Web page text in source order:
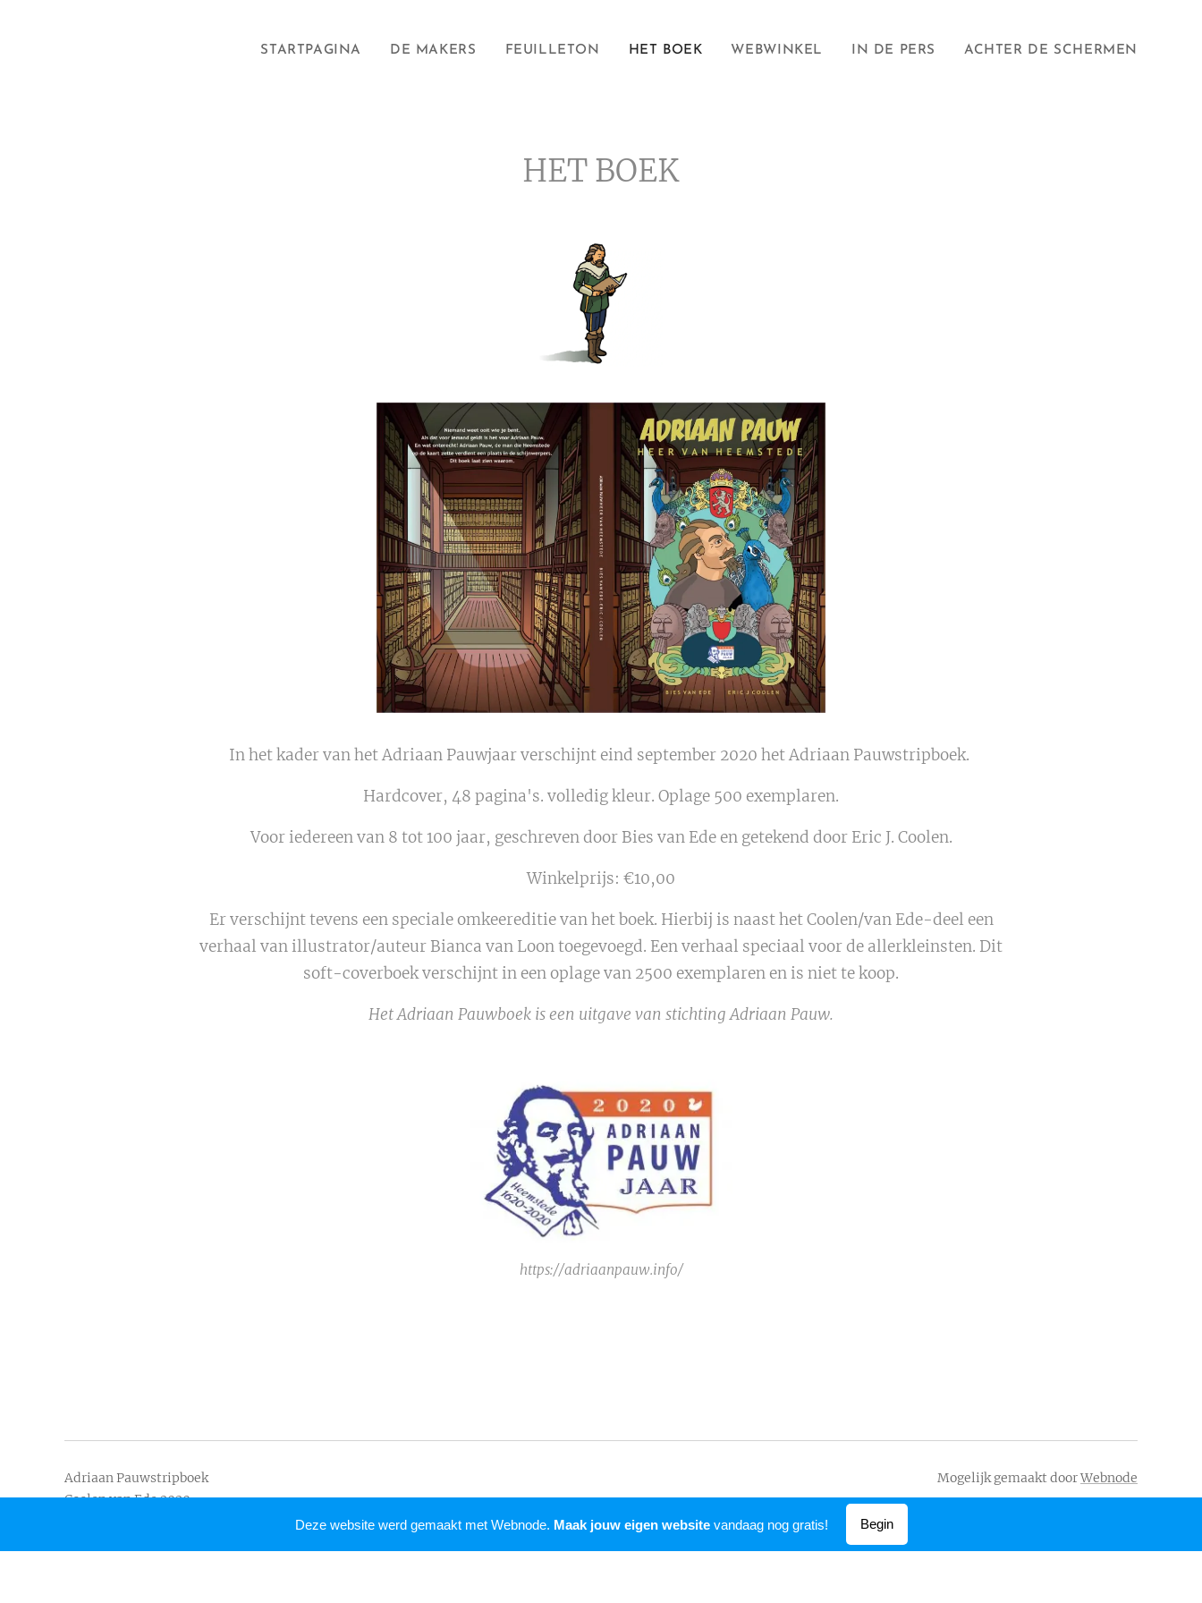
STARTPAGINA DE MAKERS FEUILLETON HET BOEK WEBWINKEL IN DE PERS ACHTER DE SCHERMEN
HET BOEK
In het kader van het Adriaan Pauwjaar verschijnt eind september 2020 het Adriaan Pauwstripboek.
Hardcover, 48 pagina's. volledig kleur. Oplage 500 exemplaren.
Voor iedereen van 8 tot 100 jaar, geschreven door Bies van Ede en getekend door Eric J. Coolen.
Winkelprijs: €10,00
Er verschijnt tevens een speciale omkeereditie van het boek. Hierbij is naast het Coolen/van Ede-deel een
verhaal van illustrator/auteur Bianca van Loon toegevoegd. Een verhaal speciaal voor de allerkleinsten. Dit
soft-coverboek verschijnt in een oplage van 2500 exemplaren en is niet te koop.
Het Adriaan Pauwboek is een uitgave van stichting Adriaan Pauw.
https://adriaanpauw.info/
Adriaan Pauwstripboek
Coolen.van Ede 2020
Mogelijk gemaakt doorWebnode
Deze website werd gemaakt met Webnode. Maak jouw eigen websitevandaag nog gratis! Begin